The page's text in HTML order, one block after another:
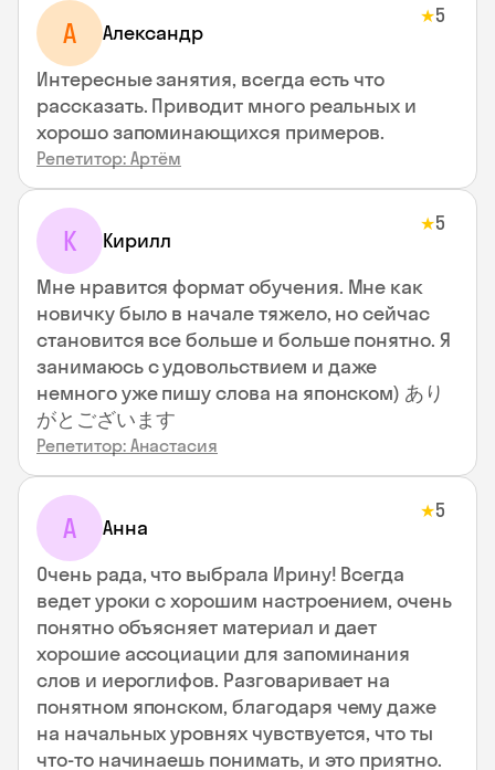
А Александр
★5
Интересные занятия, всегда есть что
рассказать. Приводит много реальных и
хорошо запоминающихся примеров.
Репетитор: Артём
К Кирилл
★5
Мне нравится формат обучения. Мне как
новичку было в начале тяжело, но сейчас
становится все больше и больше понятно. Я
занимаюсь с удовольствием и даже
немного уже пишу слова на японском) あり
がとございます
Репетитор: Анастасия
А Анна
★5
Очень рада, что выбрала Ирину! Всегда
ведет уроки с хорошим настроением, очень
понятно объясняет материал и дает
хорошие ассоциации для запоминания
слов и иероглифов. Разговаривает на
понятном японском, благодаря чему даже
на начальных уровнях чувствуется, что ты
что-то начинаешь понимать, и это приятно.